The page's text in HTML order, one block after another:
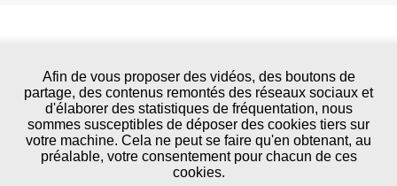
Afin de vous proposer des vidéos, des boutons de
partage, des contenus remontés des réseaux sociaux et
d'élaborer des statistiques de fréquentation, nous
sommes susceptibles de déposer des cookies tiers sur
votre machine. Cela ne peut se faire qu'en obtenant, au
préalable, votre consentement pour chacun de ces
cookies.